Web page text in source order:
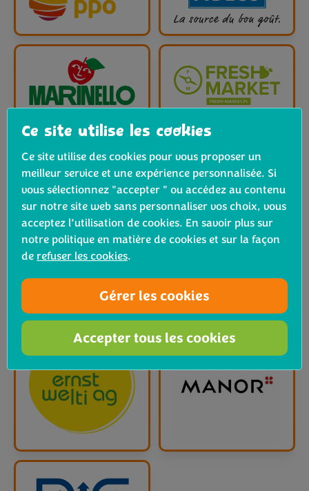
Ce site utilise les cookies
Ce site utilise des cookies pour vous proposer un
meilleur service et une expérience personnalisée. Si
vous sélectionnez "accepter " ou accédez au contenu
sur notre site web sans personnaliser vos choix, vous
acceptez l’utilisation de cookies. En savoir plus sur
notre politique en matière de cookies et sur la façon
de refuser les cookies.
Gérer les cookies
Accepter tous les cookies